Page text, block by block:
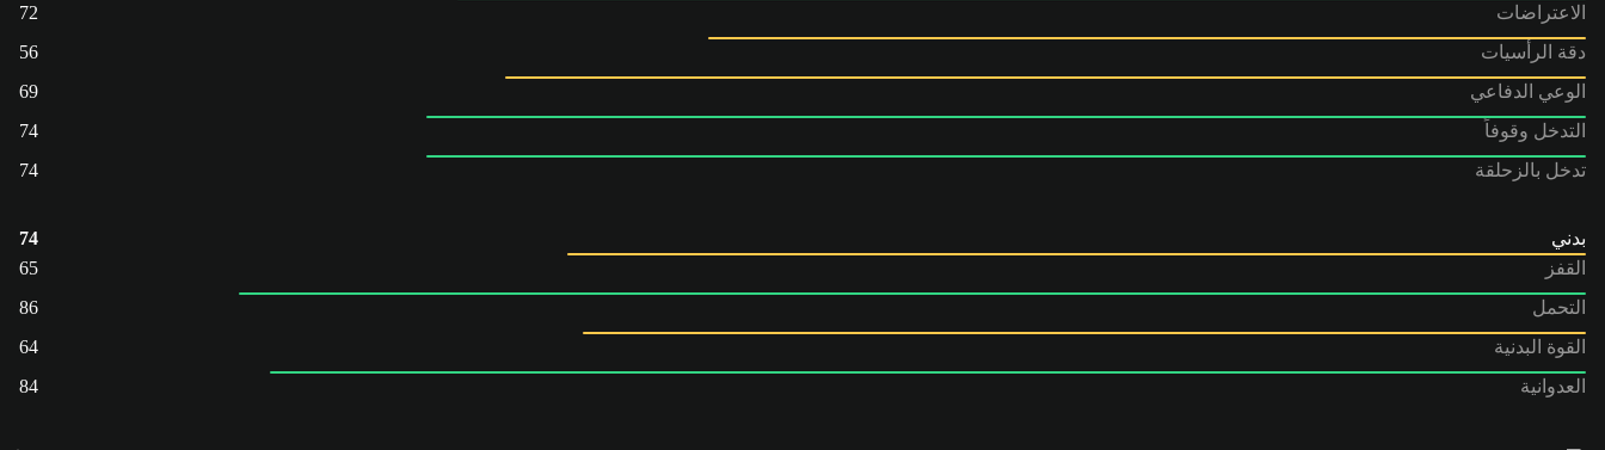
الاعتراضات
72
دقة الرأسيات
56
الوعي الدفاعي
69
التدخل وقوفاً
74
تدخل بالزحلقة
74
بدني
74
القفز
65
التحمل
86
القوة البدنية
64
العدوانية
84